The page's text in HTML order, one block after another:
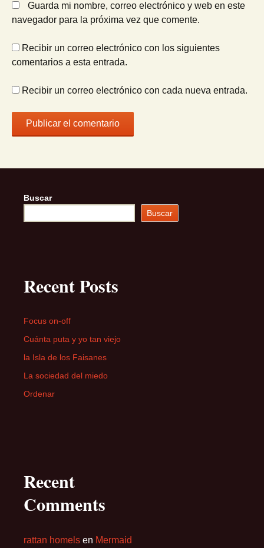
Guarda mi nombre, correo electrónico y web en este
navegador para la próxima vez que comente.
Recibir un correo electrónico con los siguientes
comentarios a esta entrada.
Recibir un correo electrónico con cada nueva entrada.
Buscar
Buscar
Recent Posts
Focus on-off
Cuánta puta y yo tan viejo
la Isla de los Faisanes
La sociedad del miedo
Ordenar
Recent
Comments
rattan homels en Mermaid